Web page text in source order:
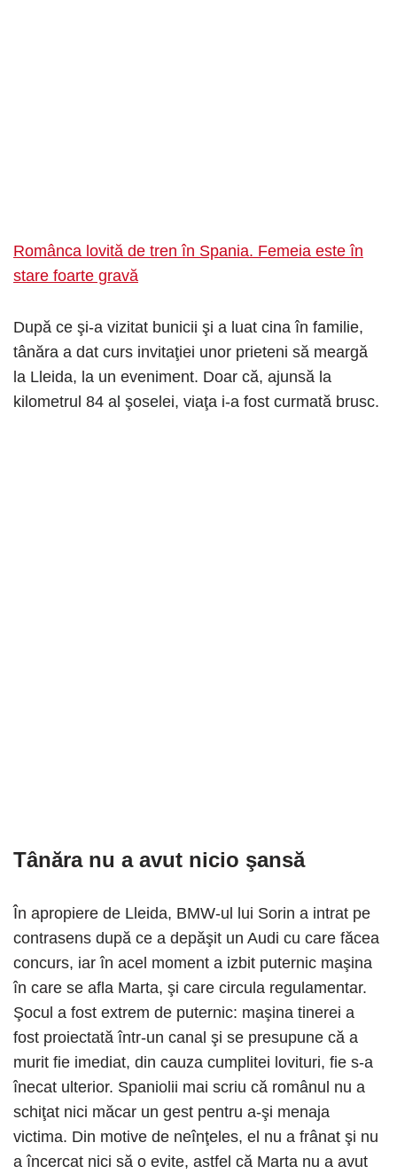
Românca lovită de tren în Spania. Femeia este în
stare foarte gravă
După ce şi-a vizitat bunicii şi a luat cina în familie,
tânăra a dat curs invitaţiei unor prieteni să meargă
la Lleida, la un eveniment. Doar că, ajunsă la
kilometrul 84 al şoselei, viaţa i-a fost curmată brusc.
Tânăra nu a avut nicio şansă
În apropiere de Lleida, BMW-ul lui Sorin a intrat pe
contrasens după ce a depăşit un Audi cu care făcea
concurs, iar în acel moment a izbit puternic maşina
în care se afla Marta, şi care circula regulamentar.
Şocul a fost extrem de puternic: maşina tinerei a
fost proiectată într-un canal şi se presupune că a
murit fie imediat, din cauza cumplitei lovituri, fie s-a
înecat ulterior. Spaniolii mai scriu că românul nu a
schiţat nici măcar un gest pentru a-şi menaja
victima. Din motive de neînţeles, el nu a frânat şi nu
a încercat nici să o evite, astfel că Marta nu a avut